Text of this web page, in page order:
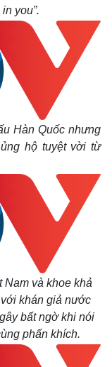
you”.
Hàn Quốc nhưng
hộ tuyệt vời từ
Nam và khoe khả
khán giả nước
bất ngờ khi nói
phấn khích.